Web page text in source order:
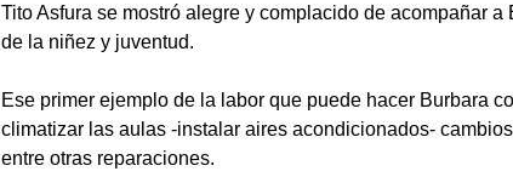
Tito Asfura se mostró alegre y complacido de acompañar
de la niñez y juventud.
Ese primer ejemplo de la labor que puede hacer Burbara
climatizar las aulas -instalar aires acondicionados-
entre otras reparaciones.